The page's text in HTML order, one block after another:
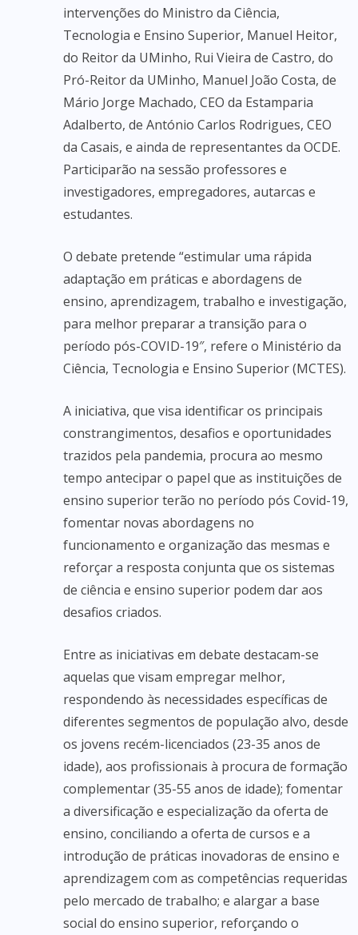
intervenções do Ministro da Ciência,
Tecnologia e Ensino Superior, Manuel Heitor,
do Reitor da UMinho, Rui Vieira de Castro, do
Pró-Reitor da UMinho, Manuel João Costa, de
Mário Jorge Machado, CEO da Estamparia
Adalberto, de António Carlos Rodrigues, CEO
da Casais, e ainda de representantes da OCDE.
Participarão na sessão professores e
investigadores, empregadores, autarcas e
estudantes.
O debate pretende “estimular uma rápida
adaptação em práticas e abordagens de
ensino, aprendizagem, trabalho e investigação,
para melhor preparar a transição para o
período pós-COVID-19″, refere o Ministério da
Ciência, Tecnologia e Ensino Superior (MCTES).
A iniciativa, que visa identificar os principais
constrangimentos, desafios e oportunidades
trazidos pela pandemia, procura ao mesmo
tempo antecipar o papel que as instituições de
ensino superior terão no período pós Covid-19,
fomentar novas abordagens no
funcionamento e organização das mesmas e
reforçar a resposta conjunta que os sistemas
de ciência e ensino superior podem dar aos
desafios criados.
Entre as iniciativas em debate destacam-se
aquelas que visam empregar melhor,
respondendo às necessidades específicas de
diferentes segmentos de população alvo, desde
os jovens recém-licenciados (23-35 anos de
idade), aos profissionais à procura de formação
complementar (35-55 anos de idade); fomentar
a diversificação e especialização da oferta de
ensino, conciliando a oferta de cursos e a
introdução de práticas inovadoras de ensino e
aprendizagem com as competências requeridas
pelo mercado de trabalho; e alargar a base
social do ensino superior, reforçando o